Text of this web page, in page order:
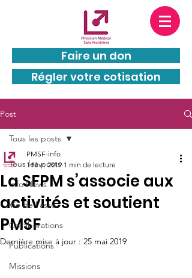
PMSF est une entité juridiquement
indépendante deMSF(Médecins Sans
Frontières) : PMSF et MSF n’appartiennent pas au
Faire un don
Régler votre cotisation
Post
Tous les posts
Info News
Vie de l'asso
Collaborations
Publications
Missions
Tous les posts
La SFPM s’associe aux
activités et soutient
PMSF
PMSF-info
1 févr. 2019 1 min de lecture
Dernière mise à jour : 25 mai 2019